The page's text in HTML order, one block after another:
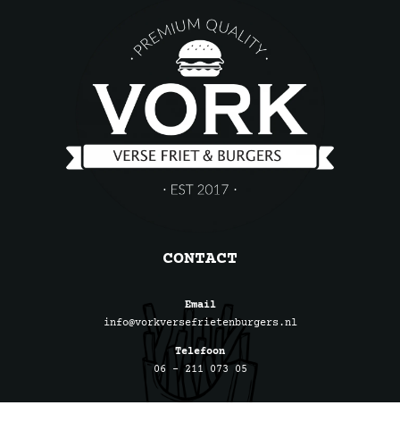
CONTACT
Email
info@vorkversefrietenburgers.nl
Telefoon
06 – 211 073 05